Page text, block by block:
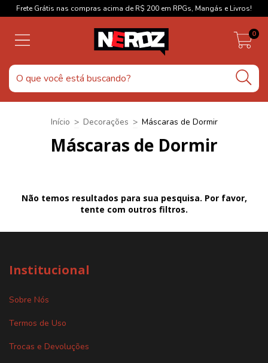
Frete Grátis nas compras acima de R$ 200 em RPGs, Mangás e Livros!
0
Início > Decorações > Máscaras de Dormir
Máscaras de Dormir
Não temos resultados para sua pesquisa. Por favor,
tente com outros filtros.
Institucional
Sobre Nós
Termos de Uso
Trocas e Devoluções